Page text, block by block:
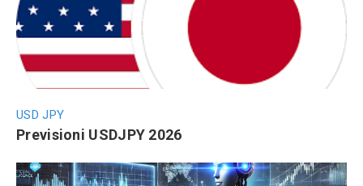
USD JPY
Previsioni USDJPY 2026